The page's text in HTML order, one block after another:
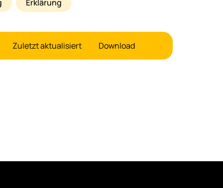
Erklärung
Zuletzt aktualisiert Download